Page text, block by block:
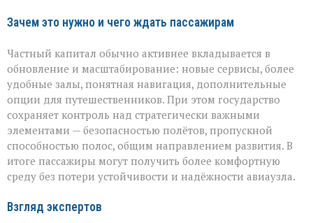
Зачем это нужно и чего ждать пассажирам
Частный капитал обычно активнее вкладывается в
обновление и масштабирование: новые сервисы, более
удобные залы, понятная навигация, дополнительные
опции для путешественников. При этом государство
сохраняет контроль над стратегически важными
элементами — безопасностью полётов, пропускной
способностью полос, общим направлением развития. В
итоге пассажиры могут получить более комфортную
среду без потери устойчивости и надёжности авиаузла.
Взгляд экспертов